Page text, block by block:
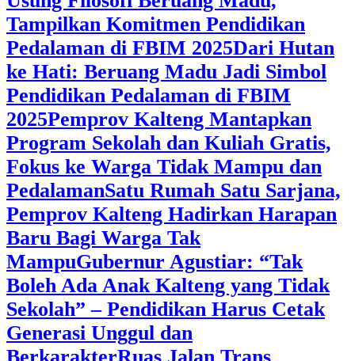
Tampilkan Komitmen Pendidikan
Pedalaman di FBIM 2025‎Dari Hutan
ke Hati: Beruang Madu Jadi Simbol
Pendidikan Pedalaman di FBIM
2025‎Pemprov Kalteng Mantapkan
Program Sekolah dan Kuliah Gratis,
Fokus ke Warga Tidak Mampu dan
Pedalaman‎Satu Rumah Satu Sarjana,
Pemprov Kalteng Hadirkan Harapan
Baru Bagi Warga Tak
Mampu‎Gubernur Agustiar: “Tak
Boleh Ada Anak Kalteng yang Tidak
Sekolah” – Pendidikan Harus Cetak
Generasi Unggul dan